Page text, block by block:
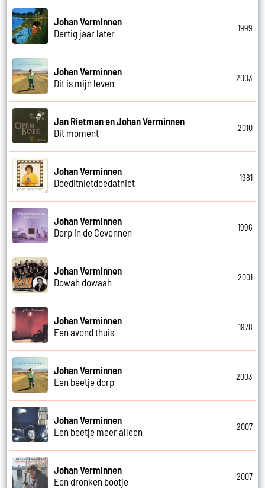
Johan Verminnen
Dertig jaar later
1999
Johan Verminnen
Dit is mijn leven
2003
Jan Rietman en Johan Verminnen
Dit moment
2010
Johan Verminnen
Doeditnietdoedatniet
1981
Johan Verminnen
Dorp in de Cevennen
1996
Johan Verminnen
Dowah dowaah
2001
Johan Verminnen
Een avond thuis
1978
Johan Verminnen
Een beetje dorp
2003
Johan Verminnen
Een beetje meer alleen
2007
Johan Verminnen
Een dronken bootje
2007